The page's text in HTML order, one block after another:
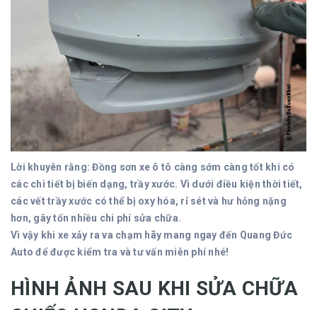
Lời khuyên rằng: Đồng sơn xe ô tô càng sớm càng tốt khi có
các chi tiết bị biến dạng, trầy xước. Vì dưới điều kiện thời tiết,
các vết trầy xước có thể bị oxy hóa, rỉ sét và hư hỏng nặng
hơn, gây tốn nhiều chi phí sửa chữa.
Vì vậy khi xe xảy ra va chạm hãy mang ngay đến Quang Đức
Auto để được kiểm tra và tư vấn miễn phí nhé!
HÌNH ẢNH SAU KHI SỬA CHỮA